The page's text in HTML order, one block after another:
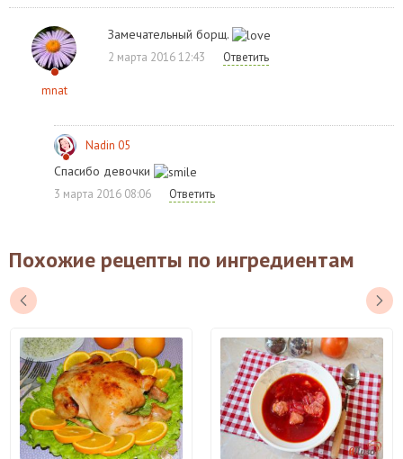
mnat
Замечательный борщ.
2 марта 2016 12:43 Ответить
Nadin 05
Спасибо девочки
3 марта 2016 08:06 Ответить
Похожие рецепты по ингредиентам